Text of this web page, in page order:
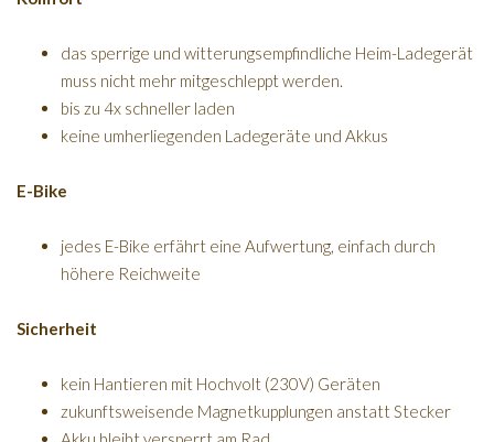
das sperrige und witterungsempfindliche Heim-Ladegerät
muss nicht mehr mitgeschleppt werden.
bis zu 4x schneller laden
keine umherliegenden Ladegeräte und Akkus
E-Bike
jedes E-Bike erfährt eine Aufwertung, einfach durch
höhere Reichweite
Sicherheit
kein Hantieren mit Hochvolt (230V) Geräten
zukunftsweisende Magnetkupplungen anstatt Stecker